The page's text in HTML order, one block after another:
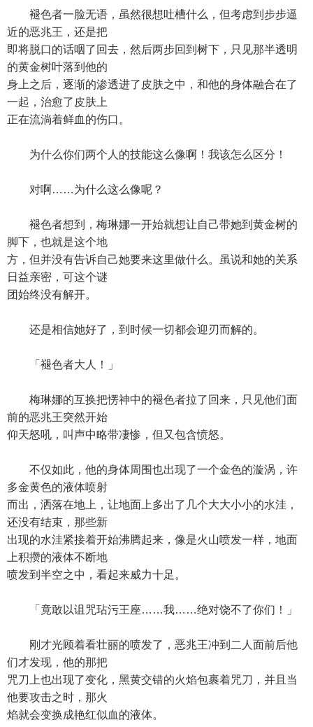
褪色者一脸无语，虽然很想吐槽什么，但考虑到步步逼
近的恶兆王，还是把
即将脱口的话咽了回去，然后两步回到树下，只见那半透明
的黄金树叶落到他的
身上之后，逐渐的渗透进了皮肤之中，和他的身体融合在了
一起，治愈了皮肤上
正在流淌着鲜血的伤口。
为什么你们两个人的技能这么像啊！我该怎么区分！
对啊……为什么这么像呢？
褪色者想到，梅琳娜一开始就想让自己带她到黄金树的
脚下，也就是这个地
方，但并没有告诉自己她要来这里做什么。虽说和她的关系
日益亲密，可这个谜
团始终没有解开。
还是相信她好了，到时候一切都会迎刃而解的。
「褪色者大人！」
梅琳娜的互换把愣神中的褪色者拉了回来，只见他们面
前的恶兆王突然开始
仰天怒吼，叫声中略带凄惨，但又包含愤怒。
不仅如此，他的身体周围也出现了一个金色的漩涡，许
多金黄色的液体喷射
而出，洒落在地上，让地面上多出了几个大大小小的水洼，
还没有结束，那些新
出现的水洼紧接着开始沸腾起来，像是火山喷发一样，地面
上积攒的液体不断地
喷发到半空之中，看起来威力十足。
「竟敢以诅咒玷污王座……我……绝对饶不了你们！」
刚才光顾着看壮丽的喷发了，恶兆王冲到二人面前后他
们才发现，他的那把
咒刀上也出现了变化，黑黄交错的火焰包裹着咒刀，并且当
他要攻击之时，那火
焰就会变换成艳红似血的液体。